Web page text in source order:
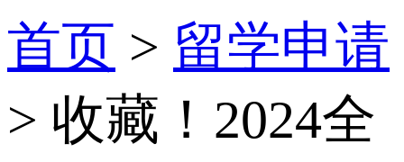
首页 > 留学申请
> 收藏！2024全